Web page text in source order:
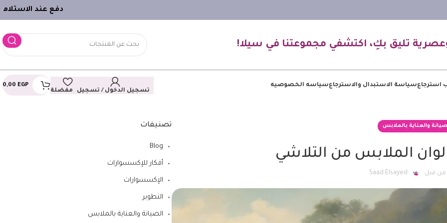
دفع عند الاستلامـ
تليق بكِ، اكتشفي مجموعتنا في سيلا!
استرجاعسياسة الاستبدال والاسترجاعسياسه الخصوصيه
تسجيل الدخول / تسجيل
مفضلة
0,00 EGP
والعناية بالملابس
الملابس من التلاشي
قبل Saad Elsayed
تصنيفات
Blog
أفكار للإكسسوارات
الإكسسوارات
التطوير
الصيانة والعناية بالملابس